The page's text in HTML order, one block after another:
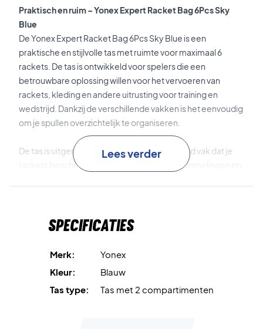
Praktisch en ruim – Yonex Expert Racket Bag 6Pcs Sky
Blue
De Yonex Expert Racket Bag 6Pcs Sky Blue is een
praktische en stijlvolle tas met ruimte voor maximaal 6
rackets. De tas is ontwikkeld voor spelers die een
betrouwbare oplossing willen voor het vervoeren van
rackets, kleding en andere uitrusting voor training en
wedstrijd. Dankzij de verschillende vakken is het eenvoudig
om je spullen overzichtelijk te organiseren.
De tas is uitgerust met een thermo-geïsoleerd vak dat je
rackets beschermt tegen temperatuurschommelingen en
uitrusting. De gewatteerde en verstelbare
comfortabel als rugzak te dragen.
Thermo vakbeschermt je rackets tegen
temperatuurverschillen.
Lees verder
Specificaties
Merk:
Yonex
Kleur:
Blauw
Tas type:
Tas met 2 compartimenten